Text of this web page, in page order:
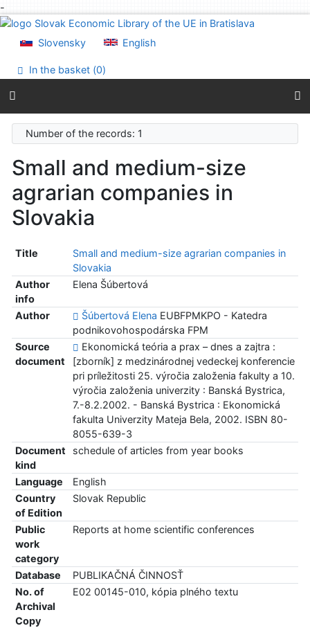
-
Go to content
Accessibility declaration
Slovensky English
In the basket (0)
Number of the records: 1
Small and medium-size
agrarian companies in
Slovakia
Title
Small and medium-size agrarian companies in
Slovakia
Author
info
Elena Šúbertová
Author Šúbertová Elena EUBFPMKPO - Katedra
podnikovohospodárska FPM
Source
document
Ekonomická teória a prax – dnes a zajtra :
[zborník] z medzinárodnej vedeckej konferencie
pri príležitosti 25. výročia založenia fakulty a 10.
výročia založenia univerzity : Banská Bystrica,
7.-8.2.2002. - Banská Bystrica : Ekonomická
fakulta Univerzity Mateja Bela, 2002. ISBN 80-
8055-639-3
Document
kind
schedule of articles from year books
Language
English
Country
of Edition
Slovak Republic
Public
work
category
Reports at home scientific conferences
Database
PUBLIKAČNÁ ČINNOSŤ
No. of
Archival
Copy
E02 00145-010, kópia plného textu